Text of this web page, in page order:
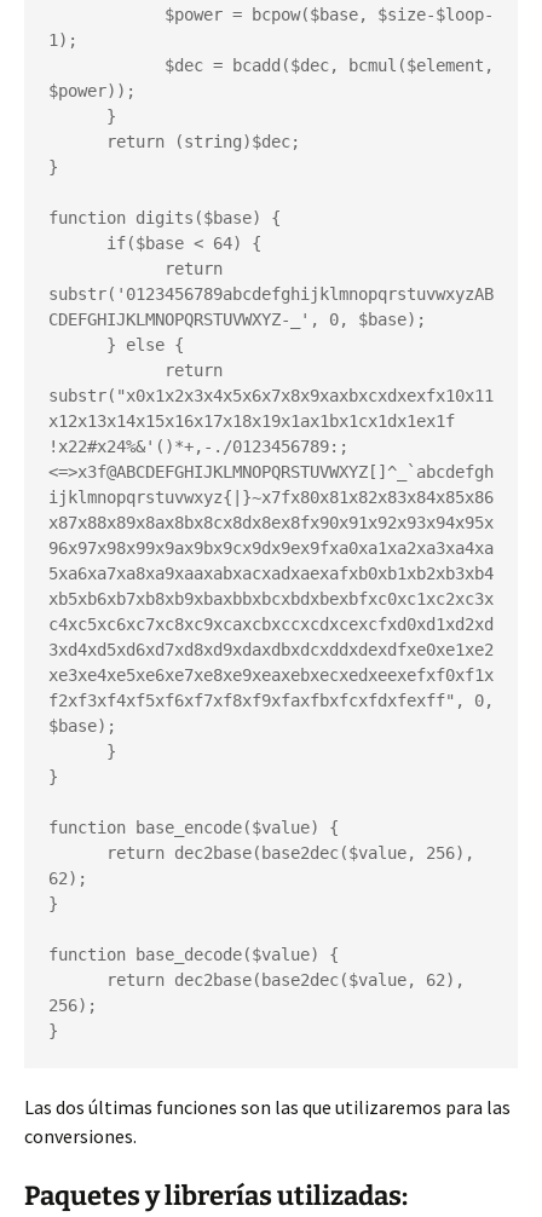
1);
$power));
}
function digits($base) {
substr('0123456789abcdefghijklmnopqrstuvwxyzAB
CDEFGHIJKLMNOPQRSTUVWXYZ-_', 0, $base);
substr("x0x1x2x3x4x5x6x7x8x9xaxbxcxdxexfx10x11
x12x13x14x15x16x17x18x19x1ax1bx1cx1dx1ex1f
!x22#x24%&'()*+,-./0123456789:;
<=>x3f@ABCDEFGHIJKLMNOPQRSTUVWXYZ[]^_`abcdefgh
ijklmnopqrstuvwxyz{|}~x7fx80x81x82x83x84x85x86
x87x88x89x8ax8bx8cx8dx8ex8fx90x91x92x93x94x95x
96x97x98x99x9ax9bx9cx9dx9ex9fxa0xa1xa2xa3xa4xa
5xa6xa7xa8xa9xaaxabxacxadxaexafxb0xb1xb2xb3xb4
xb5xb6xb7xb8xb9xbaxbbxbcxbdxbexbfxc0xc1xc2xc3x
c4xc5xc6xc7xc8xc9xcaxcbxccxcdxcexcfxd0xd1xd2xd
3xd4xd5xd6xd7xd8xd9xdaxdbxdcxddxdexdfxe0xe1xe2
xe3xe4xe5xe6xe7xe8xe9xeaxebxecxedxeexefxf0xf1x
f2xf3xf4xf5xf6xf7xf8xf9xfaxfbxfcxfdxfexff", 0,
$base);
}
function base_encode($value) {
62);
}
function base_decode($value) {
256);
}
Las dos últimas funciones son las que utilizaremos para las
conversiones.
Paquetes y librerías utilizadas: